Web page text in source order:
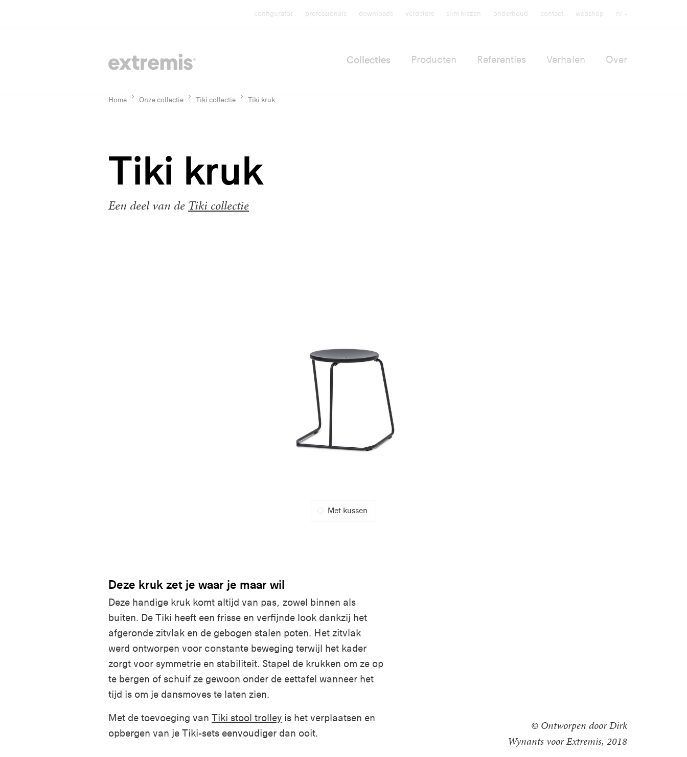
configurator professionals downloads verdelers slim kiezen onderhoud contact webshop nl
Collecties Producten Referenties Verhalen Over
Home Onze collectie Tiki collectie Tiki kruk
Tiki kruk
Een deel van de Tiki collectie
Met kussen
Deze kruk zet je waar je maar wil
Deze handige kruk komt altijd van pas, zowel binnen als
buiten. De Tiki heeft een frisse en verfijnde look dankzij het
afgeronde zitvlak en de gebogen stalen poten. Het zitvlak
werd ontworpen voor constante beweging terwijl het kader
zorgt voor symmetrie en stabiliteit. Stapel de krukken om ze op
te bergen of schuif ze gewoon onder de eettafel wanneer het
tijd is om je dansmoves te laten zien.
Met de toevoeging van Tiki stool trolley is het verplaatsen en
opbergen van je Tiki-sets eenvoudiger dan ooit.
© Ontworpen door Dirk
Wynants voor Extremis, 2018